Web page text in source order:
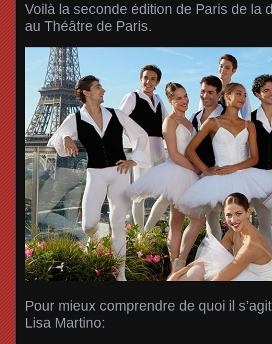
Voilà la seconde édition de Paris de la
au Théâtre de Paris.
Pour mieux comprendre de quoi il
Lisa Martino: